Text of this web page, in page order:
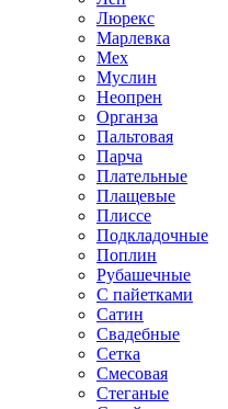
Люрекс
Марлевка
Мех
Муслин
Неопрен
Органза
Пальтовая
Парча
Плательные
Плащевые
Плиссе
Подкладочные
Поплин
Рубашечные
С пайетками
Сатин
Свадебные
Сетка
Смесовая
Стеганые